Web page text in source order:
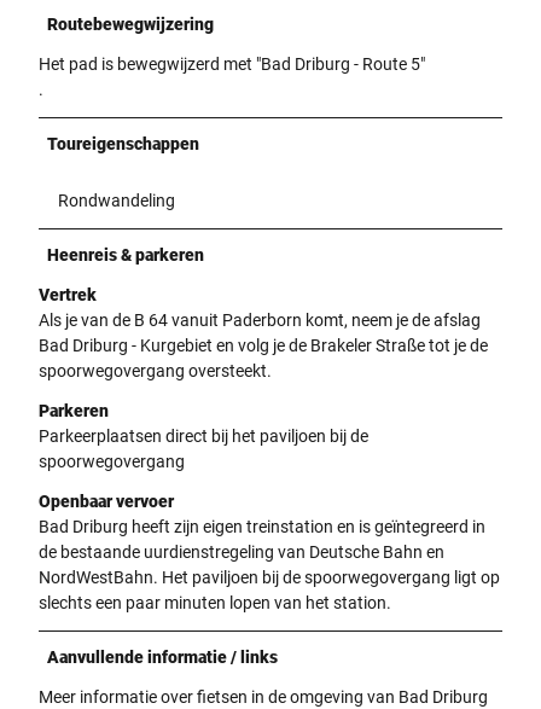
Routebewegwijzering
Het pad is bewegwijzerd met "Bad Driburg - Route 5"
.
Toureigenschappen
Rondwandeling
Heenreis & parkeren
Vertrek
Als je van de B 64 vanuit Paderborn komt, neem je de afslag
Bad Driburg - Kurgebiet en volg je de Brakeler Straße tot je de
spoorwegovergang oversteekt.
Parkeren
Parkeerplaatsen direct bij het paviljoen bij de
spoorwegovergang
Openbaar vervoer
Bad Driburg heeft zijn eigen treinstation en is geïntegreerd in
de bestaande uurdienstregeling van Deutsche Bahn en
NordWestBahn. Het paviljoen bij de spoorwegovergang ligt op
slechts een paar minuten lopen van het station.
Aanvullende informatie / links
Meer informatie over fietsen in de omgeving van Bad Driburg